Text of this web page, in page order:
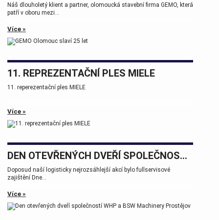
Náš dlouholetý klient a partner, olomoucká stavební firma GEMO, která
patří v oboru mezi...
Více »
11. REPREZENTAČNÍ PLES MIELE
11. reperezentační ples MIELE
Více »
DEN OTEVŘENÝCH DVEŘÍ SPOLEČNOSTÍ WHP A BSW MACHINERY PROSTĚJOV
Doposud naší logisticky nejrozsáhlejší akcí bylo fullservisové
zajištění Dne...
Více »